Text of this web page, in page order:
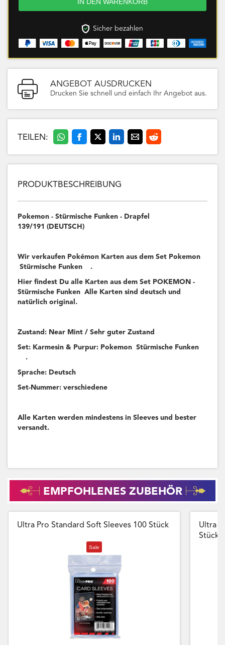
Sicher bezahlen
ANGEBOT AUSDRUCKEN
Drucken Sie schnell und einfach Ihr Angebot aus.
TEILEN:
PRODUKTBESCHREIBUNG
Pokemon - Stürmische Funken - Drapfel
139/191 (DEUTSCH)
Wir verkaufen Pokémon Karten aus dem Set Pokemon
Stürmische Funken .
Hier findest Du alle Karten aus dem Set POKEMON -
Stürmische Funken Alle Karten sind deutsch und
natürlich original.
Zustand: Near Mint / Sehr guter Zustand
Set: Karmesin & Purpur: Pokemon Stürmische Funken
.
Sprache: Deutsch
Set-Nummer: verschiedene
Alle Karten werden mindestens in Sleeves und bester
versandt.
EMPFOHLENES ZUBEHÖR
Ultra Pro Standard Soft Sleeves 100 Stück
Sale
Ultra
Stück